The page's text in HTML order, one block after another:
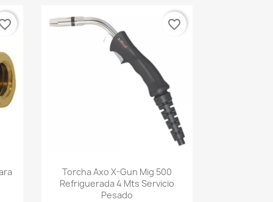
Vista rápida
Torcha Axo X-Gun Mig 500
Refriguerada 4 Mts Servicio
Pesado
favorite_border